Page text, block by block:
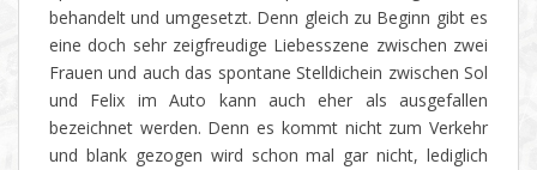
behandelt und umgesetzt. Denn gleich zu Beginn gibt es
eine doch sehr zeigfreudige Liebesszene zwischen zwei
Frauen und auch das spontane Stelldichein zwischen Sol
und Felix im Auto kann auch eher als ausgefallen
bezeichnet werden. Denn es kommt nicht zum Verkehr
und blank gezogen wird schon mal gar nicht, lediglich